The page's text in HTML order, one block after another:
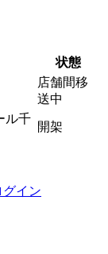
状態
店舗間移
送中
ル千
開架
グイン